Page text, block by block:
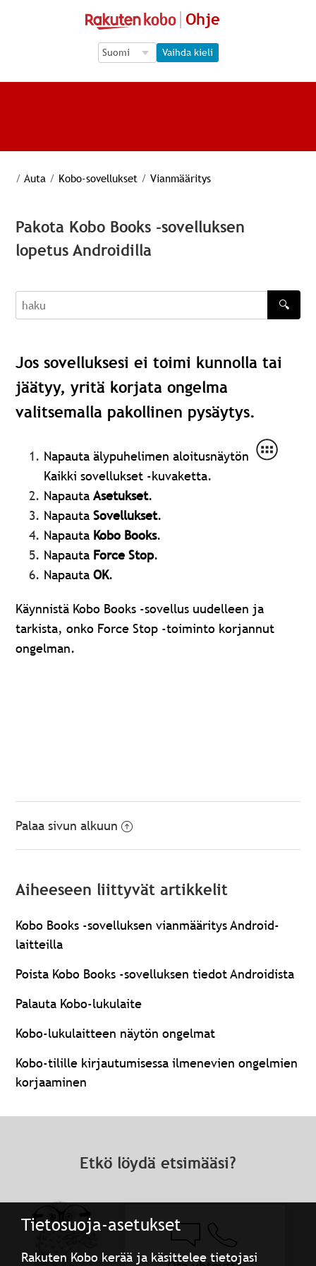
Tietosuoja-asetukset
Rakuten Kobo kerää ja käsittelee tietojasi
Ohje
Language Selection
Language Selection
Vaihda kieli
/ Auta / Kobo-sovellukset / Vianmääritys
Pakota Kobo Books -sovelluksen
lopetus Androidilla
haku
🔍
Jos sovelluksesi ei toimi kunnolla tai
jäätyy, yritä korjata ongelma
valitsemalla pakollinen pysäytys.
Napauta älypuhelimen aloitusnäytön
Kaikki sovellukset -kuvaketta.
NapautaAsetukset.
NapautaSovellukset.
Napauta Kobo Books.
Napauta Force Stop.
NapautaOK.
Käynnistä Kobo Books -sovellus uudelleen ja
tarkista, onko Force Stop -toiminto korjannut
ongelman.
Palaa sivun alkuun
Aiheeseen liittyvät artikkelit
Kobo Books -sovelluksen vianmääritys Android-
laitteilla
Poista Kobo Books -sovelluksen tiedot Androidista
Palauta Kobo-lukulaite
Kobo-lukulaitteen näytön ongelmat
Kobo-tilille kirjautumisessa ilmenevien ongelmien
korjaaminen
Etkö löydä etsimääsi?